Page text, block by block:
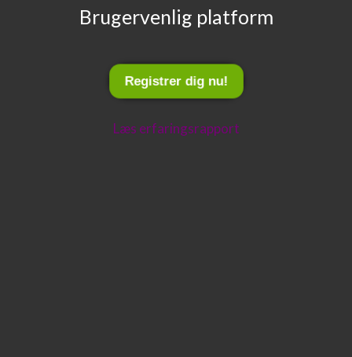
Brugervenlig platform
Registrer dig nu!
Læs erfaringsrapport